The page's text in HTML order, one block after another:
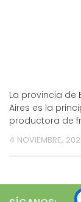
La provincia de
Aires es la
productora de
4 NOVIEMBRE,